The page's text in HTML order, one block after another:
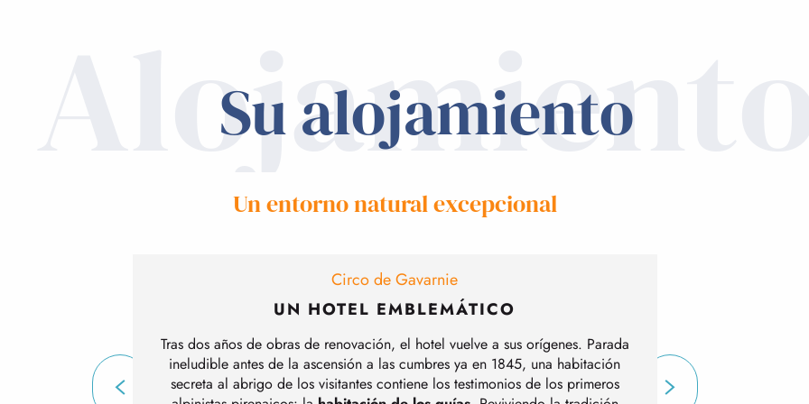
Alojamiento
Su alojamiento
Un entorno natural excepcional
Circo de Gavarnie
UN HOTEL EMBLEMÁTICO
Tras dos años de obras de renovación, el hotel vuelve a sus orígenes. Parada
ineludible antes de la ascensión a las cumbres ya en 1845, una habitación
secreta al abrigo de los visitantes contiene los testimonios de los primeros
recibe a sus
productos locales